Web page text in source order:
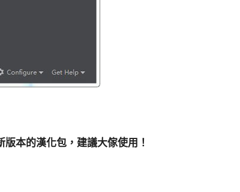
本的漢化包，建議大傢使用！